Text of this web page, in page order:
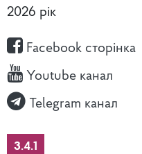
2026 рік
Facebook сторінка
Youtube канал
Telegram канал
3.4.1